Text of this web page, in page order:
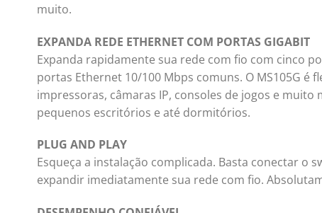
muito.
EXPANDA REDE ETHERNET COM PORTAS GIGABIT
Expanda rapidamente sua rede com fio com cinco
portas Ethernet 10/100 Mbps comuns. O MS105G é
impressoras, câmaras IP, consoles de jogos e
pequenos escritórios e até dormitórios.
PLUG AND PLAY
Esqueça a instalação complicada. Basta conectar o
expandir imediatamente sua rede com fio.